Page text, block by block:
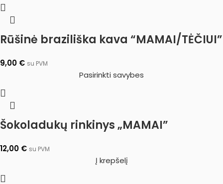
Rūšinė braziliška kava “MAMAI/TĖČIUI”
9,00 € su PVM
Pasirinkti savybes
Šokoladukų rinkinys „MAMAI”
12,00 € su PVM
Į krepšelį